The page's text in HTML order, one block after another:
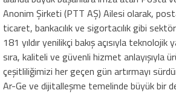
Anonim Şirketi (PTT AŞ) Ailesi olarak,
ticaret, bankacılık ve sigortacılık gibi
181 yıldır yenilikçi bakış açısıyla teknolojik
sıra, kaliteli ve güvenli hizmet anlayışıyla
çeşitliliğimizi her geçen gün artırmayı
Ar-Ge ve dijitalleşme temelinde büyük bir